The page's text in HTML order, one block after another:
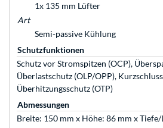
1x 135 mm Lüfter
Art
Semi-passive Kühlung
Schutzfunktionen
Schutz vor Stromspitzen (OCP),
Überlastschutz (OLP/OPP),
Überhitzungsschutz (OTP)
Abmessungen
Breite: 150 mm x Höhe: 86 mm x Tiefe/